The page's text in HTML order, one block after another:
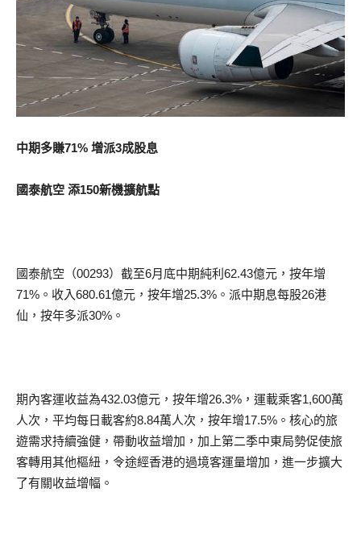
中期多賺71% 增派3成股息
國泰航空 添150新機擴航點
國泰航空（00293）截至6月底中期純利62.43億元，按年增
71%。收入680.61億元，按年增25.3%。派中期息每股26港
仙，按年多派30%。
期內客運收益為432.03億元，按年增26.3%，運載乘客1,600萬
人次，平均每日載客約8.84萬人次，按年增17.5%。核心的旅
遊需求持續強健，帶動收益增加，加上第二季中東局勢促使旅
客轉用其他樞紐，令途經香港的過境客運量增加，進一步擴大
了有關收益增幅。